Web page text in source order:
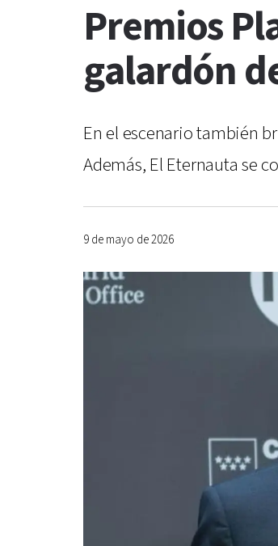
Premios
galardón
En el escenario también
Además, El Eternauta se
9 de mayo de 2026